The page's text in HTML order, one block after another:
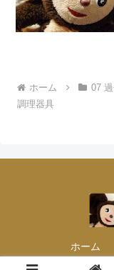
ホーム 07
調理器具
ホーム